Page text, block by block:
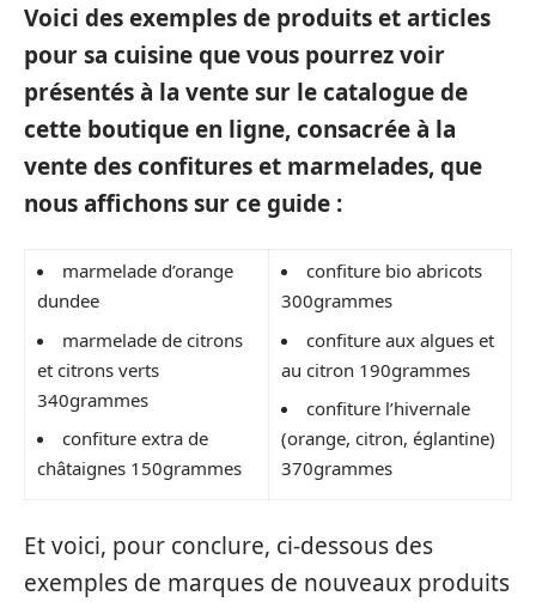
Voici des exemples de produits et articles
pour sa cuisine que vous pourrez voir
présentés à la vente sur le catalogue de
cette boutique en ligne, consacrée à la
vente des confitures et marmelades, que
nous affichons sur ce guide :
marmelade d’orange
dundee
marmelade de citrons
et citrons verts
340grammes
confiture extra de
châtaignes 150grammes
confiture bio abricots
300grammes
confiture aux algues et
au citron 190grammes
confiture l’hivernale
(orange, citron, églantine)
370grammes
Et voici, pour conclure, ci-dessous des
exemples de marques de nouveaux produits